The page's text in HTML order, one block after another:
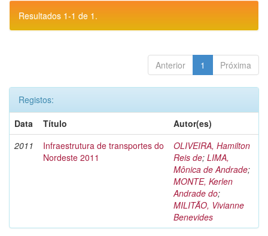
Resultados 1-1 de 1.
Anterior 1 Próxima
Registos:
Data
Título
Autor(es)
2011
Infraestrutura de transportes do
Nordeste 2011
OLIVEIRA, Hamilton
Reis de; LIMA,
Mônica de Andrade;
MONTE, Kerlen
Andrade do;
MILITÃO, Vivianne
Benevides